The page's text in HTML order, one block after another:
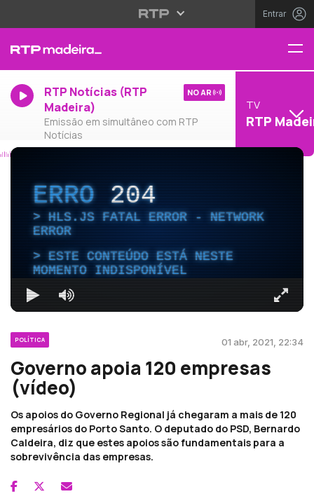
Entrar
RTP Notícias (RTP
Madeira)
Emissão em simultâneo com RTP
Notícias
NO AR
TV
RTP
ERRO204
HLS.JS FATAL ERROR - NETWORK
ERROR
ESTE CONTEÚDO ESTÁ NESTE
MOMENTO INDISPONÍVEL
POLÍTICA 01 abr, 2021, 22:34
Governo apoia 120 empresas
(vídeo)
Os apoios do Governo Regional já chegaram a mais de 120
empresários do Porto Santo. O deputado do PSD, Bernardo
Caldeira, diz que estes apoios são fundamentais para a
sobrevivência das empresas.